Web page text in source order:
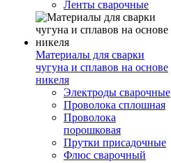
Ленты сварочные
Материалы для сварки
чугуна и сплавов на основе
никеля
Электроды сварочные
Проволока сплошная
Проволока
порошковая
Прутки присадочные
Флюс сварочный